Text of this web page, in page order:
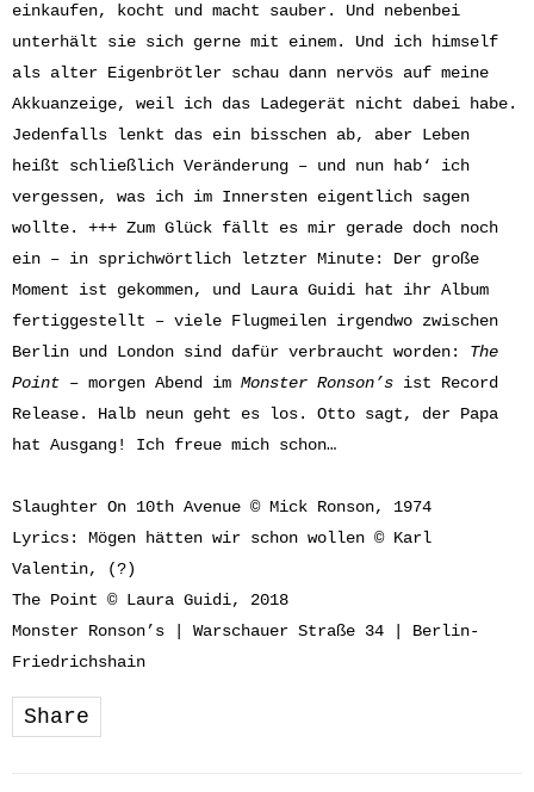
einkaufen, kocht und macht sauber. Und nebenbei
unterhält sie sich gerne mit einem. Und ich himself
als alter Eigenbrötler schau dann nervös auf meine
Akkuanzeige, weil ich das Ladegerät nicht dabei habe.
Jedenfalls lenkt das ein bisschen ab, aber Leben
heißt schließlich Veränderung – und nun hab‘ ich
vergessen, was ich im Innersten eigentlich sagen
wollte. +++ Zum Glück fällt es mir gerade doch noch
ein – in sprichwörtlich letzter Minute: Der große
Moment ist gekommen, und Laura Guidi hat ihr Album
fertiggestellt – viele Flugmeilen irgendwo zwischen
Berlin und London sind dafür verbraucht worden: The
Point – morgen Abend im Monster Ronson’s ist Record
Release. Halb neun geht es los. Otto sagt, der Papa
hat Ausgang! Ich freue mich schon…
Slaughter On 10th Avenue © Mick Ronson, 1974
Lyrics: Mögen hätten wir schon wollen © Karl
Valentin, (?)
The Point © Laura Guidi, 2018
Monster Ronson’s | Warschauer Straße 34 | Berlin-
Friedrichshain
Share